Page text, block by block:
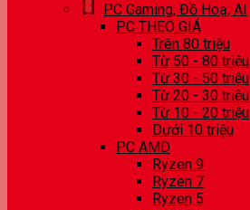
PC Gaming, Đồ Hoạ, AI
PC THEO GIÁ
Trên 80 triệu
Từ 50 - 80 triệu
Từ 30 - 50 triệu
Từ 20 - 30 triệu
Từ 10 - 20 triệu
Dưới 10 triệu
PC AMD
Ryzen 9
Ryzen 7
Ryzen 5